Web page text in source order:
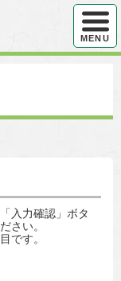
ハンバ
MENU
入力確認」ボタ
さい。
です。